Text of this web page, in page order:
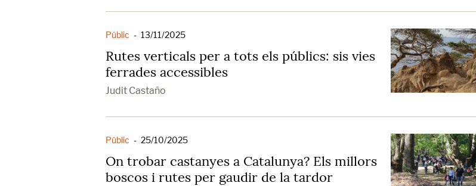
Públic - 13/11/2025
Rutes verticals per a tots els públics: sis vies
ferrades accessibles
Judit Castaño
Públic - 25/10/2025
On trobar castanyes a Catalunya? Els millors
boscos i rutes per gaudir de la tardor